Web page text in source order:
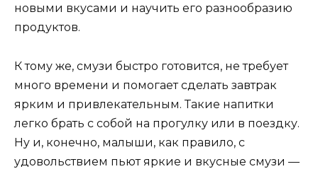
новыми вкусами и научить его разнообразию
продуктов.
К тому же, смузи быстро готовится, не требует
много времени и помогает сделать завтрак
ярким и привлекательным. Такие напитки
легко брать с собой на прогулку или в поездку.
Ну и, конечно, малыши, как правило, с
удовольствием пьют яркие и вкусные смузи —